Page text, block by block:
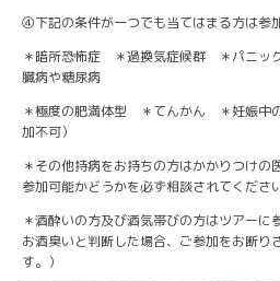
④下記の条件が一つでも当てはまる方は参
＊暗所恐怖症 ＊過換気症候群 ＊パニ
臓病や糖尿病
＊極度の肥満体型 ＊てんかん ＊妊娠中
加不可）
＊その他持病をお持ちの方はかかりつけの
参加可能かどうかを必ず相談されてくださ
＊酒酔いの方及び酒気帯びの方はツアー
お酒臭いと判断した場合、ご参加をお断り
す。）